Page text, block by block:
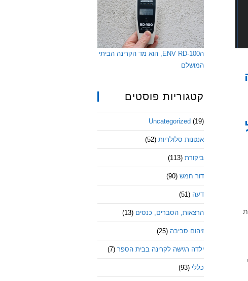
הENV RD-100, הוא מד הקרינה הביתי
המושלם
קטגוריות פוסטים
Uncategorized (19)
אנטנות סלולריות (52)
ביקורת (113)
דור חמש (90)
דעה (51)
הרצאות, הסברים, כנסים (13)
זיהום סביבה (25)
ילדה רגישה לקרינה בבית הספר (7)
כללי (93)